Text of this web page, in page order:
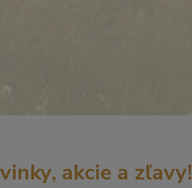
akcie a zľavy!